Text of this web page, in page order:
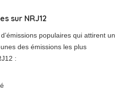
sur NRJ12
populaires qui attirent un
des émissions les plus
: